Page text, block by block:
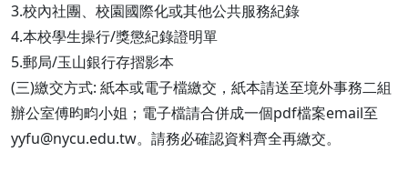
3.校內社團、校園國際化或其他公共服務紀錄
4.本校學生操行/獎懲紀錄證明單
5.郵局/玉山銀行存摺影本
(三)繳交方式: 紙本或電子檔繳交，紙本請送至境外事務二組
辦公室傅昀畇小姐；電子檔請合併成一個pdf檔案email至
yyfu@nycu.edu.tw。請務必確認資料齊全再繳交。